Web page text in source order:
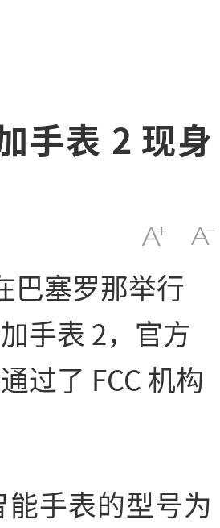
手表 2 现身
巴塞罗那举行
手表 2，官方
过了 FCC 机构
手表的型号为